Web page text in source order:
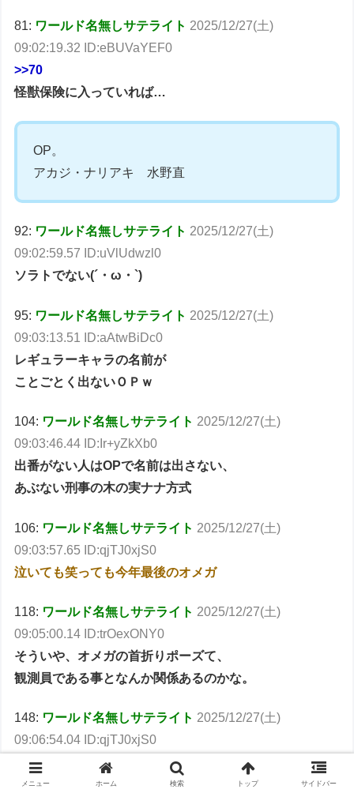
81: ワールド名無しサテライト 2025/12/27(土)
09:02:19.32 ID:eBUVaYEF0
>>70
怪獣保険に入っていれば…
OP。
アカジ・ナリアキ 水野直
92: ワールド名無しサテライト 2025/12/27(土)
09:02:59.57 ID:uVlUdwzl0
ソラトでない(´・ω・`)
95: ワールド名無しサテライト 2025/12/27(土)
09:03:13.51 ID:aAtwBiDc0
レギュラーキャラの名前が
ことごとく出ないＯＰｗ
104: ワールド名無しサテライト 2025/12/27(土)
09:03:46.44 ID:Ir+yZkXb0
出番がない人はOPで名前は出さない、
あぶない刑事の木の実ナナ方式
106: ワールド名無しサテライト 2025/12/27(土)
09:03:57.65 ID:qjTJ0xjS0
泣いても笑っても今年最後のオメガ
118: ワールド名無しサテライト 2025/12/27(土)
09:05:00.14 ID:trOexONY0
そういや、オメガの首折りポーズて、
観測員である事となんか関係あるのかな。
148: ワールド名無しサテライト 2025/12/27(土)
09:06:54.04 ID:qjTJ0xjS0
>>118
オメガスコープね
メニュー ホーム 検索 トップ サイドバー